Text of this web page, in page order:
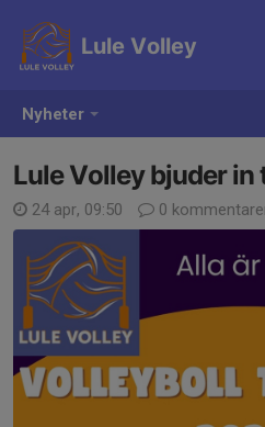
Nyheter
Lule Volley
Lule Volley bjuder
24 apr, 09:50 0